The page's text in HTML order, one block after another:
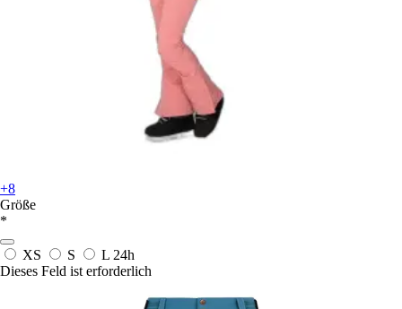
+8
Größe
*
XS S L 24h
Dieses Feld ist erforderlich